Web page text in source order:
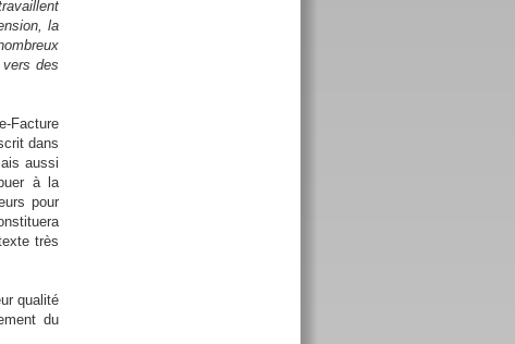
la
des
Facture
dans
aussi
à la
pour
très
qualité
du